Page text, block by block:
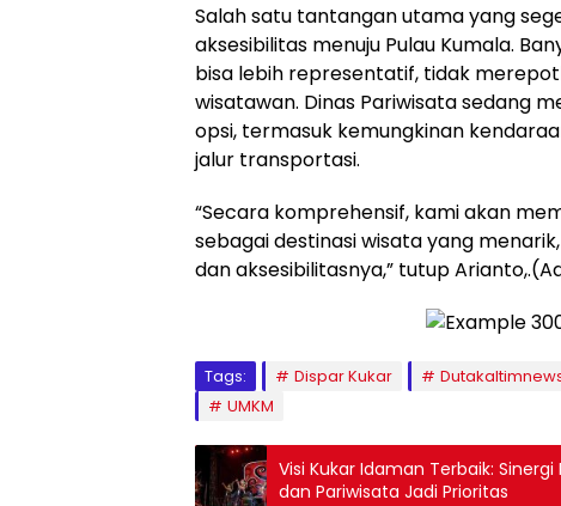
Salah satu tantangan utama yang
aksesibilitas menuju Pulau Kumala.
bisa lebih representatif, tidak
wisatawan. Dinas Pariwisata sedang
opsi, termasuk kemungkinan
jalur transportasi.
“Secara komprehensif, kami akan
sebagai destinasi wisata yang
dan aksesibilitasnya,” tutup
Tags: Dispar Kukar
UMKM
Visi Kukar Idaman Terbaik:
dan Pariwisata Jadi Prioritas